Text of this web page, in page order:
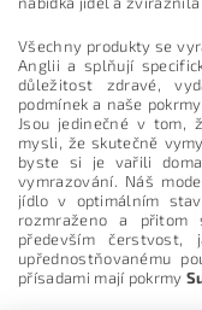
Vložením
osobních údajů
Všechny produkty se
Anglii a splňují
důležitost zdravé,
podmínek a naše
Jsou jedinečné v tom,
mysli, že skutečně
byste si je vařili
vymrazování. Náš
jídlo v optimálním
rozmraženo a přitom
především
upřednostňovanému
přísadami mají pokrmy